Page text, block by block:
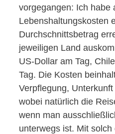
vorgegangen: Ich habe
Lebenshaltungskosten
Durchschnittsbetrag
jeweiligen Land
US-Dollar am Tag,
Tag. Die Kosten
Verpflegung,
wobei natürlich die
wenn man
unterwegs ist. Mit solch